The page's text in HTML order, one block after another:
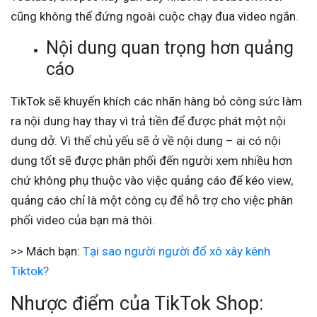
cũng không thể đứng ngoài cuộc chạy đua video ngắn.
Nội dung quan trọng hơn quảng
cáo
TikTok sẽ khuyến khích các nhãn hàng bỏ công sức làm
ra nội dung hay thay vì trả tiền để được phát một nội
dung dở. Vì thế chủ yếu sẽ ở về nội dung – ai có nội
dung tốt sẽ được phân phối đến người xem nhiều hơn
chứ không phụ thuộc vào việc quảng cáo để kéo view,
quảng cáo chỉ là một công cụ để hỗ trợ cho việc phân
phối video của bạn mà thôi.
>> Mách bạn: Tại sao người người đổ xô xây kênh
Tiktok?
Nhược điểm của TikTok Shop: